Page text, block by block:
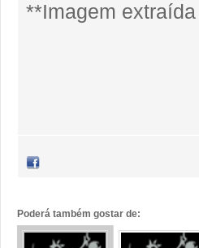
**Imagem
Poderá também gostar de: